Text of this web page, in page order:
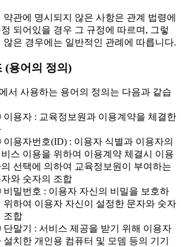
약관에 명시되지 않은 사항은 관계 법령에
되어있을 경우 그 규정에 따르며, 그렇
않은 경우에는 일반적인 관례에 따릅니다.
(용어의 정의)
서 사용하는 용어의 정의는 다음과 같습
용자 : 교육정보원과 이용계약을 체결한
용자번호(ID) : 이용자 식별과 이용자의
스 이용을 위하여 이용계약 체결시 이용
의 선택에 의하여 교육정보원이 부여하는
와 숫자의 조합
밀번호 : 이용자 자신의 비밀을 보호하
위하여 이용자 자신이 설정한 문자와 숫자
조합
말기 : 서비스 제공을 받기 위해 이용자
설치한 개인용 컴퓨터 및 모뎀 등의 기기